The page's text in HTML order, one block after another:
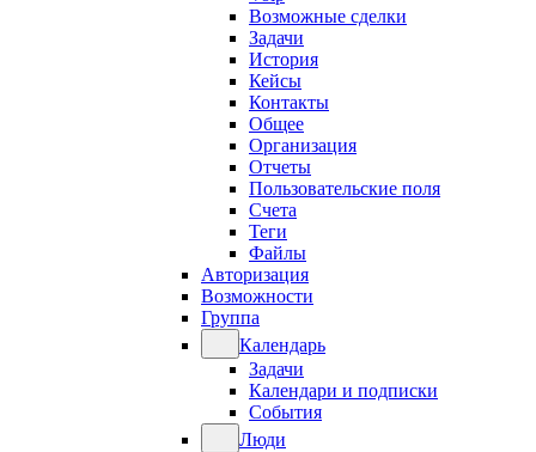
Возможные сделки
Задачи
История
Кейсы
Контакты
Общее
Организация
Отчеты
Пользовательские поля
Счета
Теги
Файлы
Авторизация
Возможности
Группа
Календарь
Задачи
Календари и подписки
События
Люди